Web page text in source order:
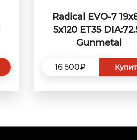
Radical EVO-7
5x120 ET35
Gunmetal
16 500₽